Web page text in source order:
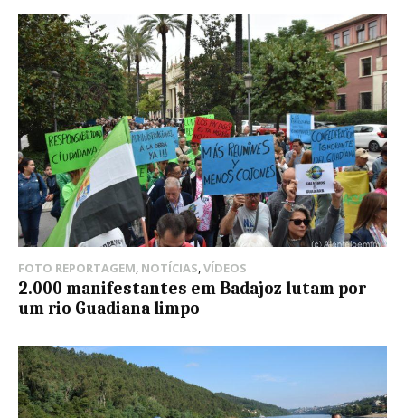
FOTO REPORTAGEM, NOTÍCIAS,VÍDEOS
2.000 manifestantes em Badajoz lutam por
um rio Guadiana limpo